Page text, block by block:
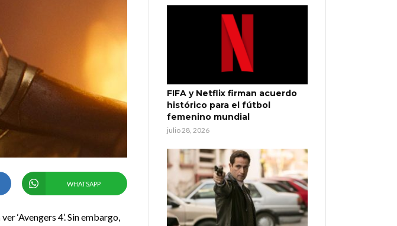
WHATSAPP
‘Avengers 4’. Sin embargo,
FIFA y Netflix firman acuerdo
histórico para el fútbol
femenino mundial
julio 28, 2026